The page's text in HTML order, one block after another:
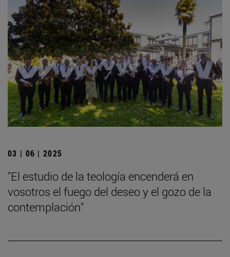
03 | 06 | 2025
"El estudio de la teología encenderá en
vosotros el fuego del deseo y el gozo de la
contemplación"